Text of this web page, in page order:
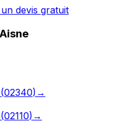
devis gratuit
Aisne
(02340) →
(02110) →